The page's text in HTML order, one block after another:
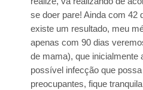
se doer pare! Ainda com 42
existe um resultado, meu
apenas com 90 dias
de mama), que inicialmente
possível infecção que
preocupantes, fique